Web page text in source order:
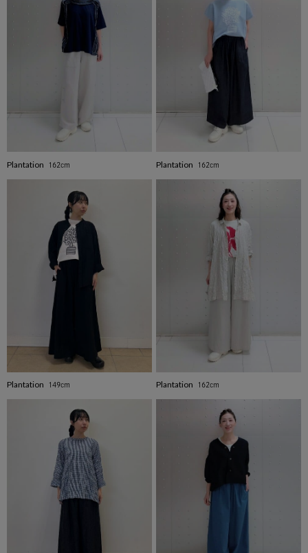
Plantation 162cm Plantation 162cm
Plantation 149cm Plantation 162cm